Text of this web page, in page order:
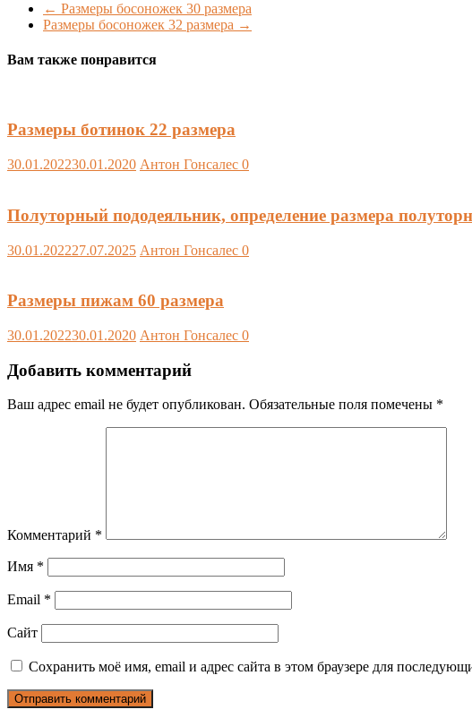
← Размеры босоножек 30 размера
Размеры босоножек 32 размера →
Вам также понравится
Размеры ботинок 22 размера
30.01.202230.01.2020 Антон Гонсалес 0
Полуторный пододеяльник, определение размера
30.01.202227.07.2025 Антон Гонсалес 0
Размеры пижам 60 размера
30.01.202230.01.2020 Антон Гонсалес 0
Добавить комментарий
Ваш адрес email не будет опубликован. Обязательные поля помечены *
Комментарий *
Имя *
Email *
Сайт
Сохранить моё имя, email и адрес сайта в этом браузере для